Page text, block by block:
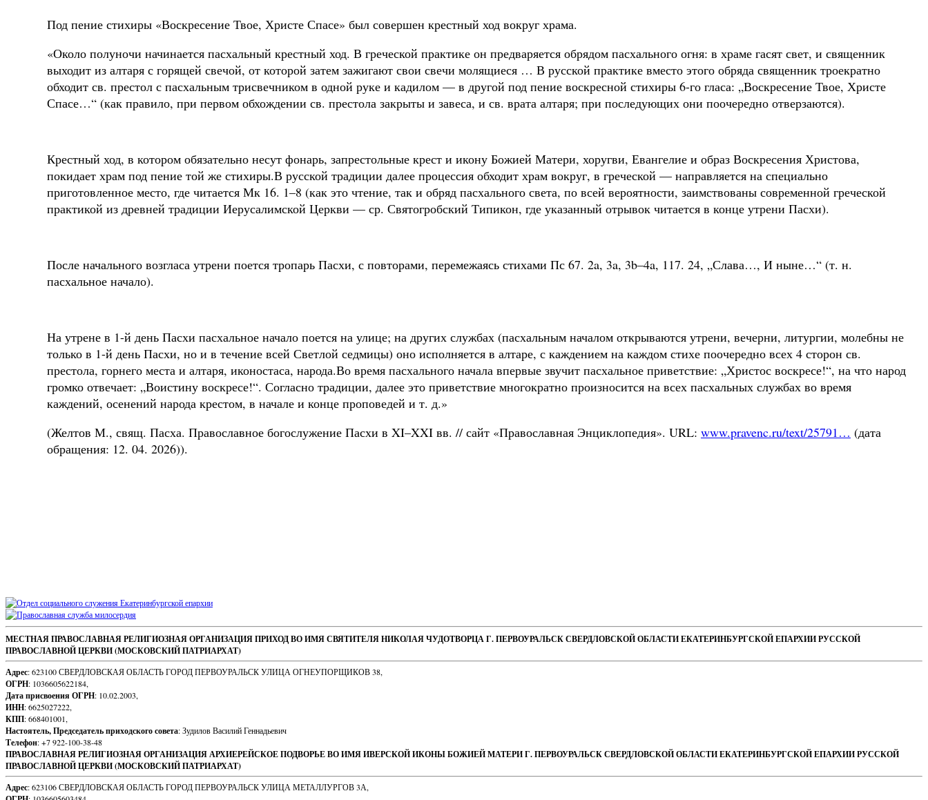
Под пение стихиры «Воскресение Твое, Христе Спасе» был совершен крестный ход вокруг храма.
«Около полуночи начинается пасхальный крестный ход. В греческой практике он предваряется обрядом пасхального огня: в храме гасят свет, и священник
выходит из алтаря с горящей свечой, от которой затем зажигают свои свечи молящиеся … В русской практике вместо этого обряда священник троекратно
обходит св. престол с пасхальным трисвечником в одной руке и кадилом — в другой под пение воскресной стихиры 6-го гласа: „Воскресение Твое, Христе
Спасе…“ (как правило, при первом обхождении св. престола закрыты и завеса, и св. врата алтаря; при последующих они поочередно отверзаются).
Крестный ход, в котором обязательно несут фонарь, запрестольные крест и икону Божией Матери, хоругви, Евангелие и образ Воскресения Христова,
покидает храм под пение той же стихиры.В русской традиции далее процессия обходит храм вокруг, в греческой — направляется на специально
приготовленное место, где читается Мк 16. 1–8 (как это чтение, так и обряд пасхального света, по всей вероятности, заимствованы современной греческой
практикой из древней традиции Иерусалимской Церкви — ср. Святогробский Типикон, где указанный отрывок читается в конце утрени Пасхи).
После начального возгласа утрени поется тропарь Пасхи, с повторами, перемежаясь стихами Пс 67. 2a, 3a, 3b–4a, 117. 24, „Слава…, И ныне…“ (т. н.
пасхальное начало).
На утрене в 1-й день Пасхи пасхальное начало поется на улице; на других службах (пасхальным началом открываются утрени, вечерни, литургии, молебны не
только в 1-й день Пасхи, но и в течение всей Светлой седмицы) оно исполняется в алтаре, с каждением на каждом стихе поочередно всех 4 сторон св.
престола, горнего места и алтаря, иконостаса, народа.Во время пасхального начала впервые звучит пасхальное приветствие: „Христос воскресе!“, на что народ
громко отвечает: „Воистину воскресе!“. Согласно традиции, далее это приветствие многократно произносится на всех пасхальных службах во время
каждений, осенений народа крестом, в начале и конце проповедей и т. д.»
(Желтов М., свящ. Пасха. Православное богослужение Пасхи в XI–XXI вв. // сайт «Православная Энциклопедия». URL: www.pravenc.ru/text/25791… (дата
обращения: 12. 04. 2026)).
Sidebar
Footer
Content
МЕСТНАЯ ПРАВОСЛАВНАЯ РЕЛИГИОЗНАЯ ОРГАНИЗАЦИЯ ПРИХОД ВО ИМЯ СВЯТИТЕЛЯ НИКОЛАЯ ЧУДОТВОРЦА Г. ПЕРВОУРАЛЬСК СВЕРДЛОВСКОЙ ОБЛАСТИ ЕКАТЕРИНБУРГСКОЙ ЕПАРХИИ РУССКОЙ
ПРАВОСЛАВНОЙ ЦЕРКВИ (МОСКОВСКИЙ ПАТРИАРХАТ)
Адрес: 623100 СВЕРДЛОВСКАЯ ОБЛАСТЬ ГОРОД ПЕРВОУРАЛЬСК УЛИЦА ОГНЕУПОРЩИКОВ 38,
ОГРН: 1036605622184,
Дата присвоения ОГРН: 10.02.2003,
ИНН: 6625027222,
КПП: 668401001,
Настоятель, Председатель приходского совета: Зудилов Василий Геннадьевич
Телефон: +7 922-100-38-48
ПРАВОСЛАВНАЯ РЕЛИГИОЗНАЯ ОРГАНИЗАЦИЯ АРХИЕРЕЙСКОЕ ПОДВОРЬЕ ВО ИМЯ ИВЕРСКОЙ ИКОНЫ БОЖИЕЙ МАТЕРИ Г. ПЕРВОУРАЛЬСК СВЕРДЛОВСКОЙ ОБЛАСТИ ЕКАТЕРИНБУРГСКОЙ ЕПАРХИИ РУССКОЙ
ПРАВОСЛАВНОЙ ЦЕРКВИ (МОСКОВСКИЙ ПАТРИАРХАТ)
Адрес: 623106 СВЕРДЛОВСКАЯ ОБЛАСТЬ ГОРОД ПЕРВОУРАЛЬСК УЛИЦА МЕТАЛЛУРГОВ 3А,